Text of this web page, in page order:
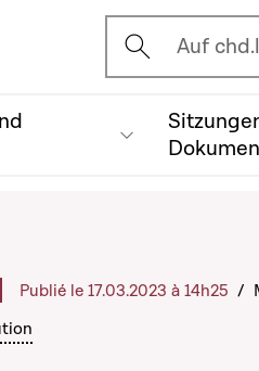
Ouvrir l'écran
Auf
Publié le 17.03.2023 à 14h25 /